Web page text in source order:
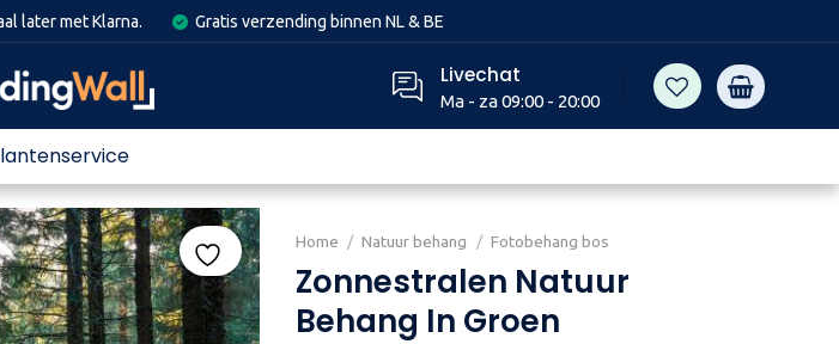
later met Klarna. Gratis verzending binnen NL & BE
Livechat
Ma - za 09:00 - 20:00
Home / Natuur behang / Fotobehang bos
Zonnestralen Natuur
Behang In Groen